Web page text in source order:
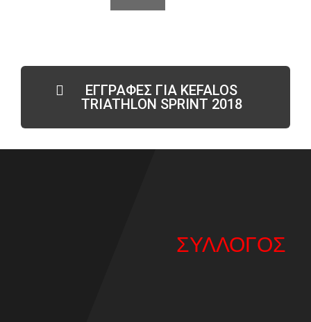
ΕΓΓΡΑΦΕΣ ΓΙΑ KEFALOS
TRIATHLON SPRINT 2018
ΣΥΛΛΟΓΟΣ